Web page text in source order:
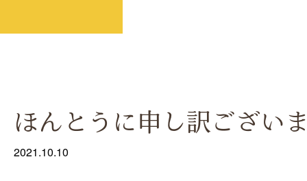
ほんとうに申し訳ござい
2021.10.10